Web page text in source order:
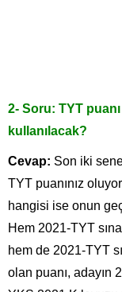
2- Soru: TYT
kullanılacak?
Cevap: Son iki
TYT puanınız
hangisi ise onun
Hem 2021-TYT
hem de 2021-TYT
olan puanı, adayın